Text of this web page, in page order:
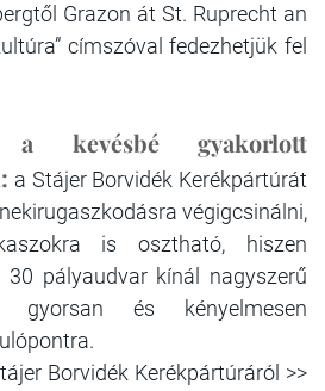
Grazon át St. Ruprecht an
címszóval fedezhetjük fel
kevésbé gyakorlott
a Stájer Borvidék Kerékpártúrát
végigcsinálni,
is osztható, hiszen
pályaudvar kínál nagyszerű
gyorsan és kényelmesen
Borvidék Kerékpártúráról >>